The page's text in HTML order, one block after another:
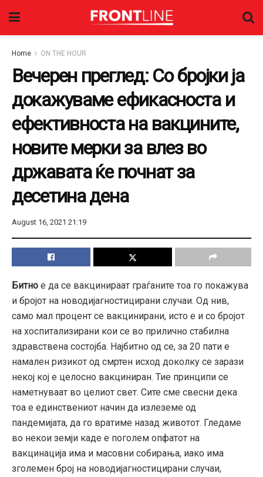
Home ON THE HOUR
Вечерен преглед: Со бројки ја
докажуваме ефикасноста и
ефективноста на вакцините,
новите мерки за влез во
државата ќе почнат за
десетина дена
August 16, 2021 21:19
Битно е да се вакцинираат граѓаните тоа го покажува
и бројот на новодијагностицирани случаи. Од нив,
само мал процент се вакцинирани, исто е и со бројот
на хоспитализирани кои се во прилично стабилна
здравствена состојба. Најбитно од се, за 20 пати е
намален ризикот од смртен исход доколку се зарази
некој кој е целосно вакциниран. Тие принципи се
наметнуваат во целиот свет. Сите сме свесни дека
тоа е единствениот начин да излеземе од
пандемијата, да го вратиме назад животот. Гледаме
во некои земји каде е поголем опфатот на
вакцинација има и масовни собирања, иако има
зголемен број на новодијагностицирани случаи,